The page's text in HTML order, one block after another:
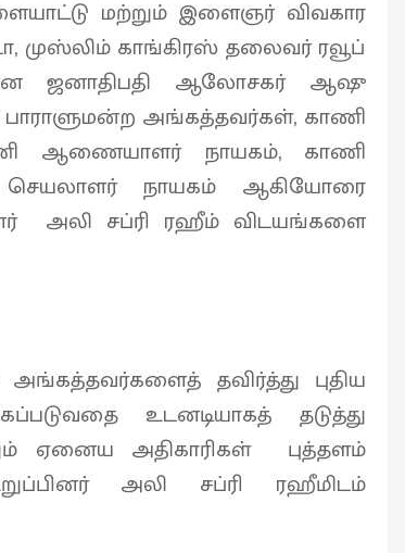
மற்றும் இளைஞர் விவகார
காங்கிரஸ் தலைவர் ரவூப்
ஜனாதிபதி ஆலோசகர் ஆஷு
அங்கத்தவர்கள், காணி
ஆணையாளர் நாயகம், காணி
நாயகம் ஆகியோரை
அலி சப்ரி ரஹீம் விடயங்களை
தவிர்த்து புதிய
உடனடியாகத் தடுத்து
ஏனைய அதிகாரிகள் புத்தளம்
அலி சப்ரி ரஹீமிடம்